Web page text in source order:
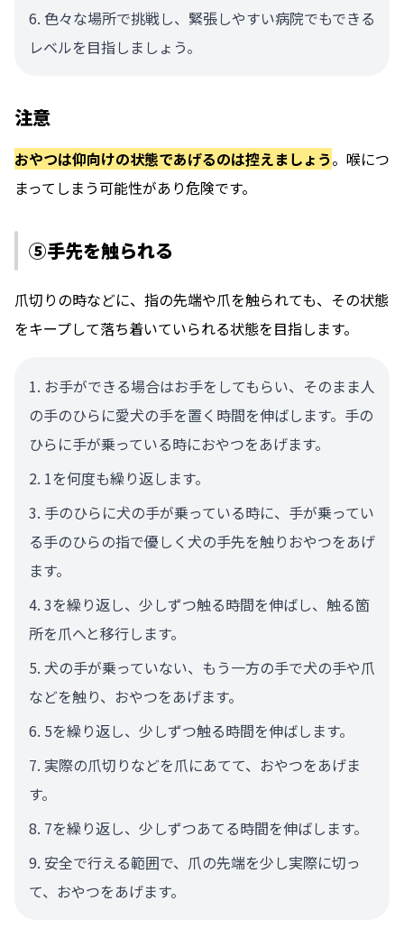
色々な場所で挑戦し、緊張しやすい病院でもできる
レベルを目指しましょう。
注意
おやつは仰向けの状態であげるのは控えましょう。喉につ
まってしまう可能性があり危険です。
⑤手先を触られる
爪切りの時などに、指の先端や爪を触られても、その状態
をキープして落ち着いていられる状態を目指します。
お手ができる場合はお手をしてもらい、そのまま人
の手のひらに愛犬の手を置く時間を伸ばします。手の
ひらに手が乗っている時におやつをあげます。
1を何度も繰り返します。
手のひらに犬の手が乗っている時に、手が乗ってい
る手のひらの指で優しく犬の手先を触りおやつをあげ
ます。
3を繰り返し、少しずつ触る時間を伸ばし、触る箇
所を爪へと移行します。
犬の手が乗っていない、もう一方の手で犬の手や爪
などを触り、おやつをあげます。
5を繰り返し、少しずつ触る時間を伸ばします。
実際の爪切りなどを爪にあてて、おやつをあげま
す。
7を繰り返し、少しずつあてる時間を伸ばします。
安全で行える範囲で、爪の先端を少し実際に切っ
て、おやつをあげます。